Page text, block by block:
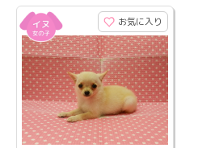
お気に入り